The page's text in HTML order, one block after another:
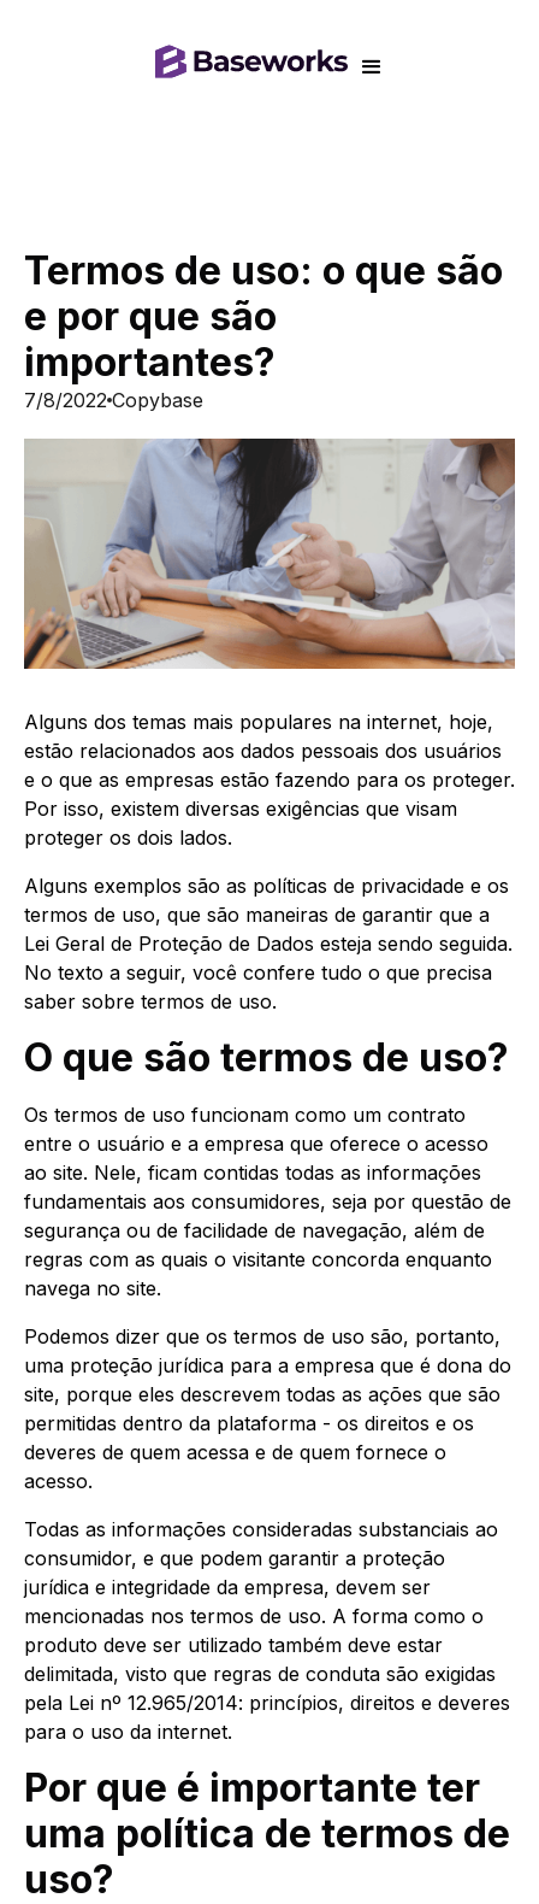
Termos de uso: o que são
e por que são
importantes?
7/8/2022 Copybase
Alguns dos temas mais populares na internet, hoje,
estão relacionados aos dados pessoais dos usuários
e o que as empresas estão fazendo para os proteger.
Por isso, existem diversas exigências que visam
proteger os dois lados.
Alguns exemplos são as políticas de privacidade e os
termos de uso, que são maneiras de garantir que a
Lei Geral de Proteção de Dados esteja sendo seguida.
No texto a seguir, você confere tudo o que precisa
saber sobre termos de uso.
O que são termos de uso?
Os termos de uso funcionam como um contrato
entre o usuário e a empresa que oferece o acesso
ao site. Nele, ficam contidas todas as informações
fundamentais aos consumidores, seja por questão de
segurança ou de facilidade de navegação, além de
regras com as quais o visitante concorda enquanto
navega no site.
Podemos dizer que os termos de uso são, portanto,
uma proteção jurídica para a empresa que é dona do
site, porque eles descrevem todas as ações que são
permitidas dentro da plataforma - os direitos e os
deveres de quem acessa e de quem fornece o
acesso.
Todas as informações consideradas substanciais ao
consumidor, e que podem garantir a proteção
jurídica e integridade da empresa, devem ser
mencionadas nos termos de uso. A forma como o
produto deve ser utilizado também deve estar
delimitada, visto que regras de conduta são exigidas
pela Lei nº 12.965/2014: princípios, direitos e deveres
para o uso da internet.
Por que é importante ter
uma política de termos de
uso?